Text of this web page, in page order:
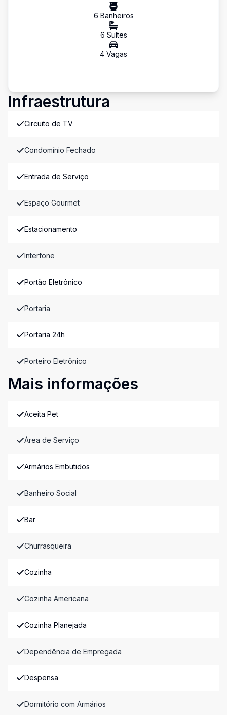
6 Banheiros
6 Suítes
4 Vagas
Infraestrutura
Circuito de TV
Condomínio Fechado
Entrada de Serviço
Espaço Gourmet
Estacionamento
Interfone
Portão Eletrônico
Portaria
Portaria 24h
Porteiro Eletrônico
Mais informações
Aceita Pet
Área de Serviço
Armários Embutidos
Banheiro Social
Bar
Churrasqueira
Cozinha
Cozinha Americana
Cozinha Planejada
Dependência de Empregada
Despensa
Dormitório com Armários